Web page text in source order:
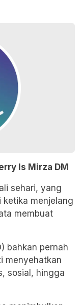
Is Mirza DM
sehari, yang
ketika menjelang
membuat
bahkan pernah
menyehatkan
sosial, hingga